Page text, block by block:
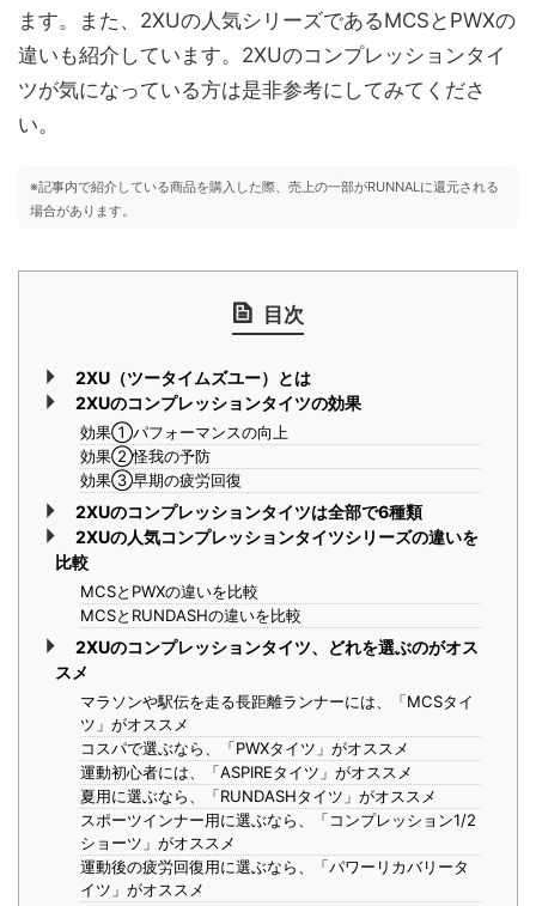
ます。また、2XUの人気シリーズであるMCSとPWXの
違いも紹介しています。2XUのコンプレッションタイ
ツが気になっている方は是非参考にしてみてくださ
い。
※記事内で紹介している商品を購入した際、売上の一部がRUNNALに還元される
場合があります。
目次
2XU（ツータイムズユー）とは
2XUのコンプレッションタイツの効果
効果①パフォーマンスの向上
効果②怪我の予防
効果③早期の疲労回復
2XUのコンプレッションタイツは全部で6種類
2XUの人気コンプレッションタイツシリーズの違いを
比較
MCSとPWXの違いを比較
MCSとRUNDASHの違いを比較
2XUのコンプレッションタイツ、どれを選ぶのがオス
スメ
マラソンや駅伝を走る長距離ランナーには、「MCSタイ
ツ」がオススメ
コスパで選ぶなら、「PWXタイツ」がオススメ
運動初心者には、「ASPIREタイツ」がオススメ
夏用に選ぶなら、「RUNDASHタイツ」がオススメ
スポーツインナー用に選ぶなら、「コンプレッション1/2
ショーツ」がオススメ
運動後の疲労回復用に選ぶなら、「パワーリカバリータ
イツ」がオススメ